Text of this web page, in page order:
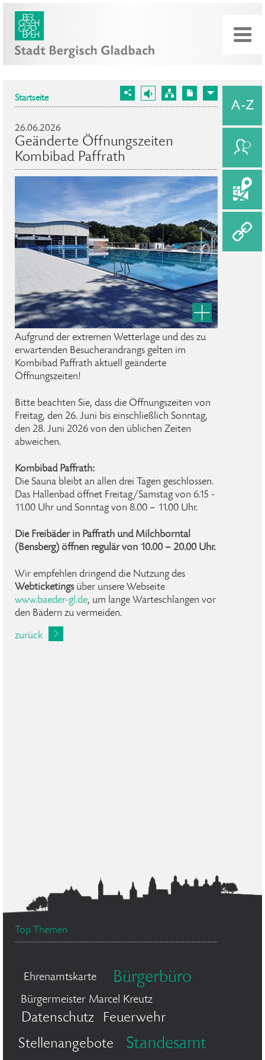
Startseite
26.06.2026
Geänderte Öffnungszeiten
Kombibad Paffrath
Aufgrund der extremen Wetterlage und des zu
erwartenden Besucherandrangs gelten im
Kombibad Paffrath aktuell geänderte
Öffnungszeiten!
Bitte beachten Sie, dass die Öffnungszeiten von
Freitag, den 26. Juni bis einschließlich Sonntag,
den 28. Juni 2026 von den üblichen Zeiten
abweichen.
Kombibad Paffrath:
Die Sauna bleibt an allen drei Tagen geschlossen.
Das Hallenbad öffnet Freitag/Samstag von 6.15 -
11.00 Uhr und Sonntag von 8.00 – 11.00 Uhr.
Die Freibäder in Paffrath und Milchborntal
(Bensberg) öffnen regulär von 10.00 – 20.00 Uhr.
Wir empfehlen dringend die Nutzung des
Webticketingsüber unsere Webseite
www.baeder-gl.de, um lange Warteschlangen vor
den Bädern zu vermeiden.
zurück
Top Themen
Ehrenamtskarte Bürgerbüro
Bürgermeister Marcel Kreutz
Datenschutz
Feuerwehr
Stellenangebote
Standesamt